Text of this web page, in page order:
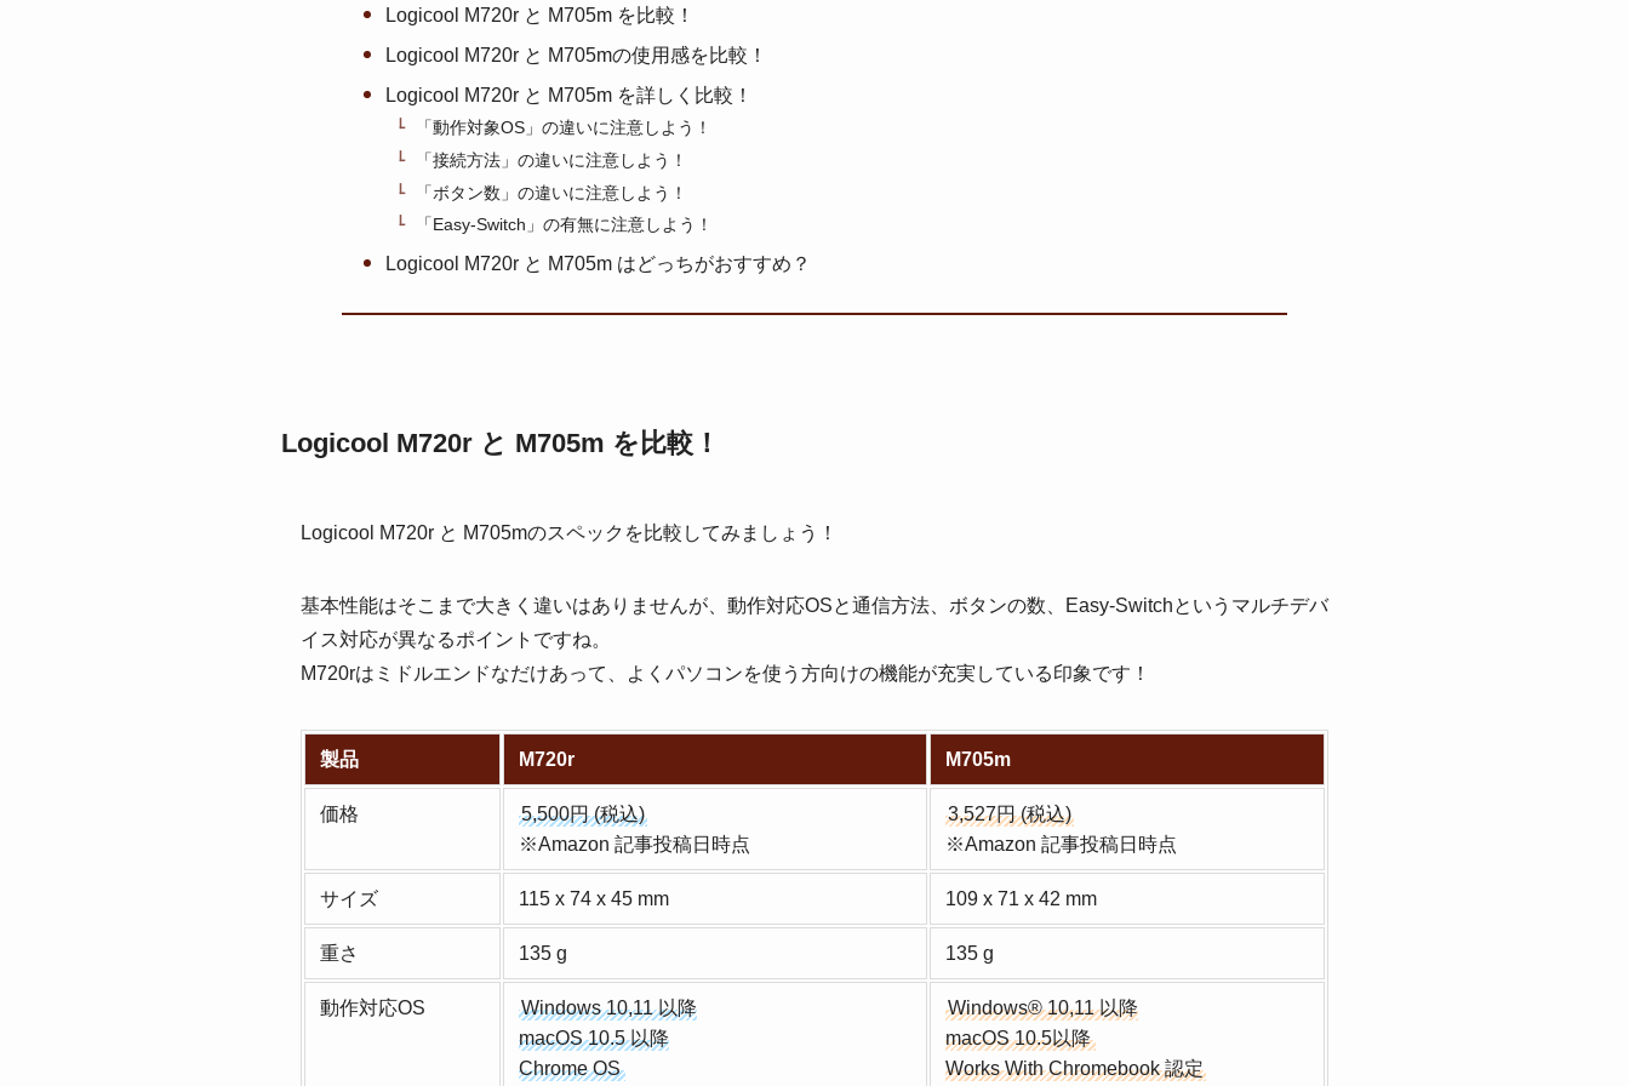
Logicool M720r と M705m を比較！
Logicool M720r と M705mの使用感を比較！
Logicool M720r と M705m を詳しく比較！
「動作対象OS」の違いに注意しよう！
「接続方法」の違いに注意しよう！
「ボタン数」の違いに注意しよう！
「Easy-Switch」の有無に注意しよう！
Logicool M720r と M705m はどっちがおすすめ？
Logicool M720r と M705m を比較！
Logicool M720r と M705mのスペックを比較してみましょう！
基本性能はそこまで大きく違いはありませんが、動作対応OSと通信方法、ボタンの数、Easy-Switchというマルチデバ
イス対応が異なるポイントですね。
M720rはミドルエンドなだけあって、よくパソコンを使う方向けの機能が充実している印象です！
製品 M720r M705m
価格
5,500円 (税込)
※Amazon 記事投稿日時点
3,527円 (税込)
※Amazon 記事投稿日時点
サイズ 115 x 74 x 45 mm 109 x 71 x 42 mm
重さ 135 g 135 g
動作対応OS
Windows 10,11 以降
macOS 10.5 以降
Chrome OS
Windows® 10,11 以降
macOS 10.5以降
Works With Chromebook 認定